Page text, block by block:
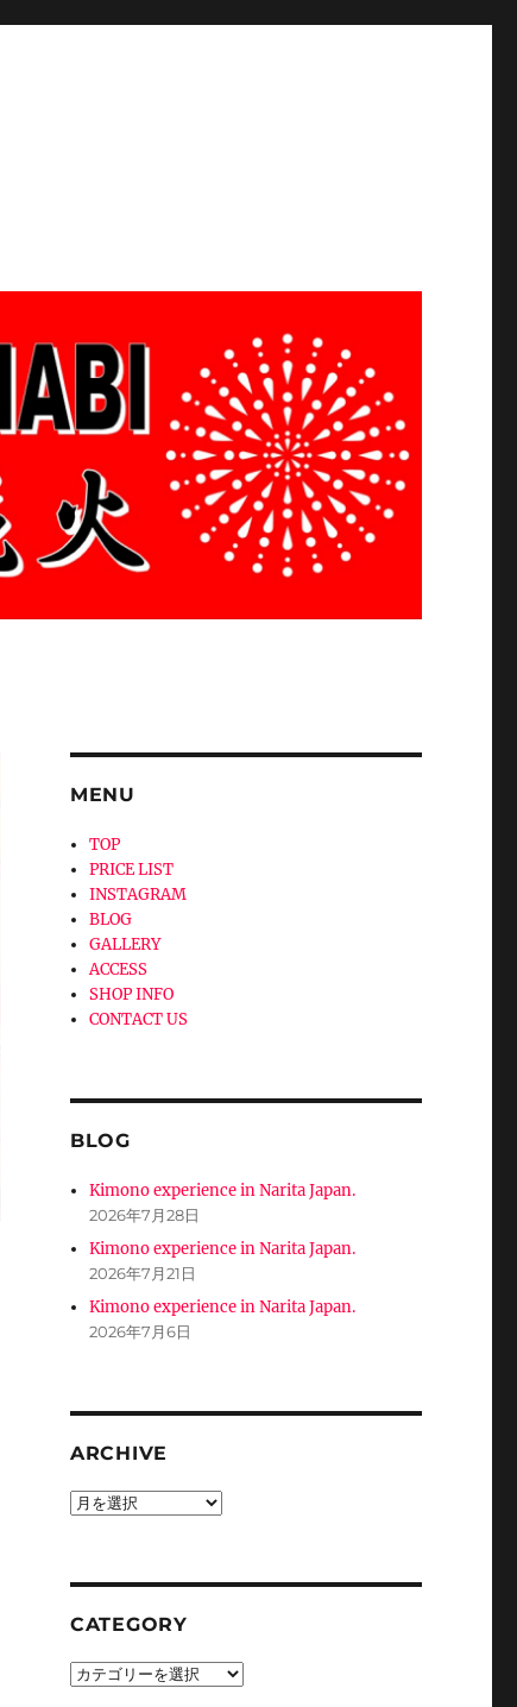
MENU
TOP
PRICE LIST
INSTAGRAM
BLOG
GALLERY
ACCESS
SHOP INFO
CONTACT US
BLOG
Kimono experience in Narita Japan.
2026年7月28日
Kimono experience in Narita Japan.
2026年7月21日
Kimono experience in Narita Japan.
2026年7月6日
ARCHIVE
ARCHIVE
CATEGORY
CATEGORY